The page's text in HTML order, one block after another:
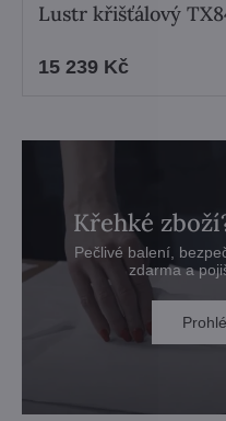
Lustr křišťálový
15 239 Kč
Křehké
Pečlivé balení,
zdarma a